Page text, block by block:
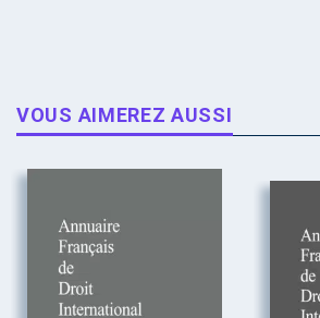
VOUS AIMEREZ AUSSI